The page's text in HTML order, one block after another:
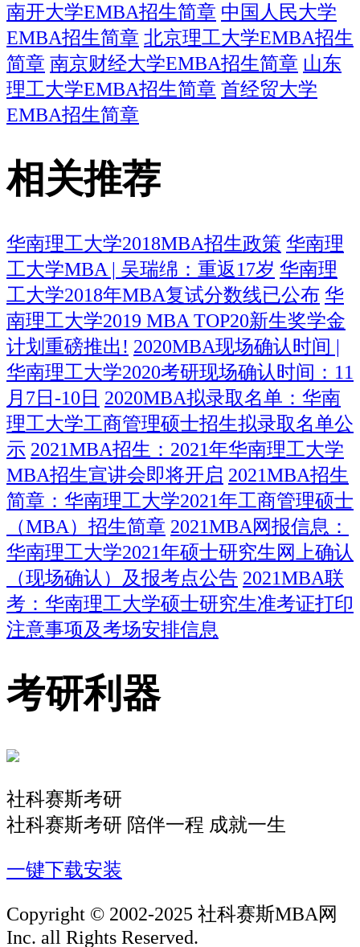
南开大学EMBA招生简章 中国人民大学
EMBA招生简章 北京理工大学EMBA招生
简章 南京财经大学EMBA招生简章 山东
理工大学EMBA招生简章 首经贸大学
EMBA招生简章
相关推荐
华南理工大学2018MBA招生政策 华南理
工大学MBA | 吴瑞绵：重返17岁 华南理
工大学2018年MBA复试分数线已公布 华
南理工大学2019 MBA TOP20新生奖学金
计划重磅推出! 2020MBA现场确认时间 |
华南理工大学2020考研现场确认时间：11
月7日-10日 2020MBA拟录取名单：华南
理工大学工商管理硕士招生拟录取名单公
示 2021MBA招生：2021年华南理工大学
MBA招生宣讲会即将开启 2021MBA招生
简章：华南理工大学2021年工商管理硕士
（MBA）招生简章 2021MBA网报信息：
华南理工大学2021年硕士研究生网上确认
（现场确认）及报考点公告 2021MBA联
考：华南理工大学硕士研究生准考证打印
注意事项及考场安排信息
考研利器
社科赛斯考研
社科赛斯考研 陪伴一程 成就一生
一键下载安装
Copyright © 2002-2025 社科赛斯MBA网
Inc. all Rights Reserved.